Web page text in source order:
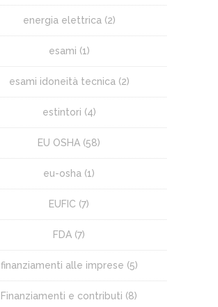
energia elettrica(2)
esami (1)
esami idoneità tecnica(2)
estintori (4)
EU OSHA (58)
eu-osha (1)
EUFIC (7)
FDA (7)
finanziamenti alle imprese (5)
Finanziamenti e contributi (8)